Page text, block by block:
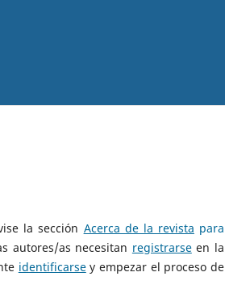
la sección Acerca de la revista para
autores/as necesitan registrarseen la
identificarsey empezar el proceso de